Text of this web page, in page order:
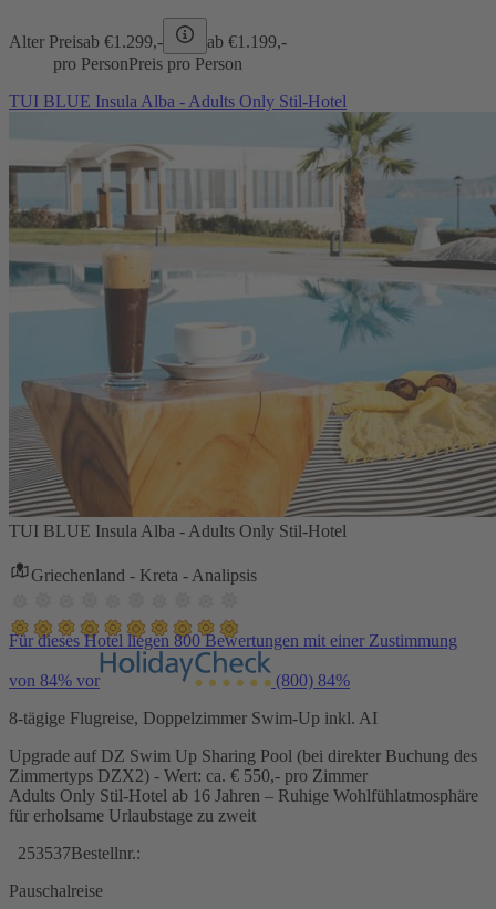
Alter Preisab €1.299,- ab €1.199,-
pro PersonPreis pro Person
TUI BLUE Insula Alba - Adults Only Stil-Hotel
TUI BLUE Insula Alba - Adults Only Stil-Hotel
Griechenland - Kreta - Analipsis
Für dieses Hotel liegen 800 Bewertungen mit einer Zustimmung
von 84% vor (800) 84%
8-tägige Flugreise, Doppelzimmer Swim-Up inkl. AI
Upgrade auf DZ Swim Up Sharing Pool (bei direkter Buchung des
Zimmertyps DZX2) - Wert: ca. € 550,- pro Zimmer
Adults Only Stil-Hotel ab 16 Jahren – Ruhige Wohlfühlatmosphäre
für erholsame Urlaubstage zu zweit
253537Bestellnr.:
Pauschalreise